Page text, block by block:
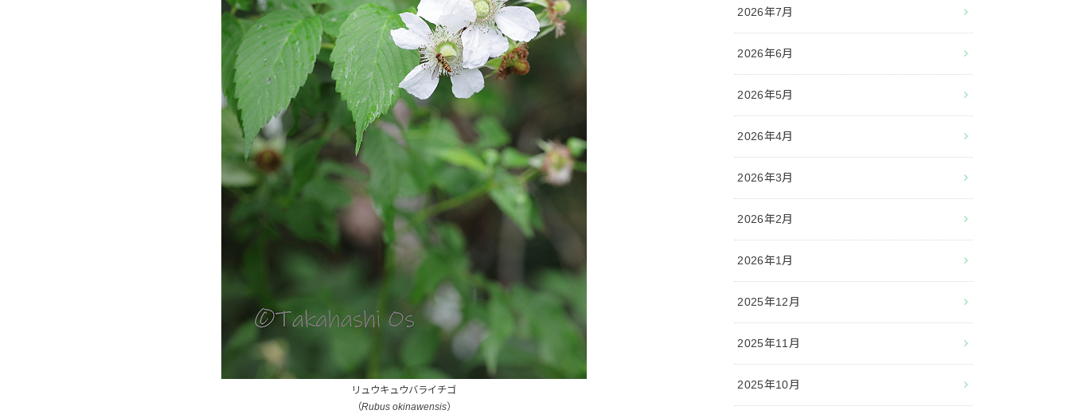
リュウキュウバライチゴ
（Rubus okinawensis）
2026年7月
2026年6月
2026年5月
2026年4月
2026年3月
2026年2月
2026年1月
2025年12月
2025年11月
2025年10月